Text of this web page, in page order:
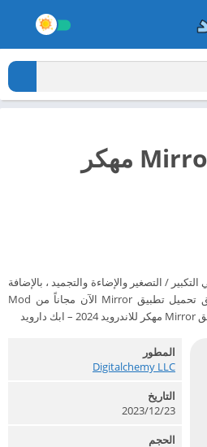
تحميل تطبيق Mirror مهكر
/ التصغير والإضاءة والتجميد ، بالإضافة
إلى ميزة "3D"!. قم بتحميل تطبيق تحميل تطبيق Mirror الآن مجاناً من Mod
المطور
Digitalchemy LLC‏
التاريخ
2023/12/23
الحجم